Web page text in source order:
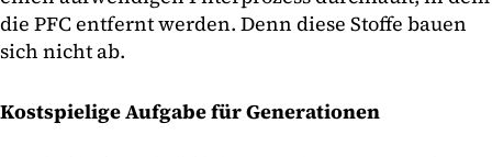
die PFC entfernt werden. Denn diese Stoffe bauen
sich nicht ab.
Kostspielige Aufgabe für Generationen